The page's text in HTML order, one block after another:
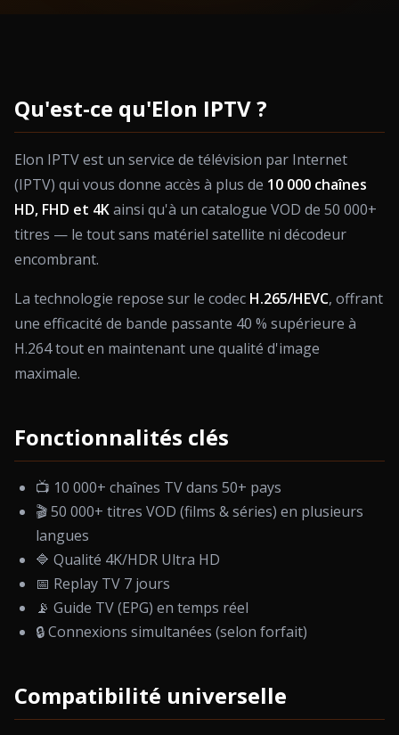
Qu'est-ce qu'Elon IPTV ?
Elon IPTV est un service de télévision par Internet
(IPTV) qui vous donne accès à plus de 10 000 chaînes
HD, FHD et 4Kainsi qu'à un catalogue VOD de 50 000+
titres — le tout sans matériel satellite ni décodeur
encombrant.
La technologie repose sur le codec H.265/HEVC, offrant
une efficacité de bande passante 40 % supérieure à
H.264 tout en maintenant une qualité d'image
maximale.
Fonctionnalités clés
📺 10 000+ chaînes TV dans 50+ pays
🎬 50 000+ titres VOD (films & séries) en plusieurs
langues
🔷 Qualité 4K/HDR Ultra HD
📅 Replay TV 7 jours
📡 Guide TV (EPG) en temps réel
🔒 Connexions simultanées (selon forfait)
Compatibilité universelle